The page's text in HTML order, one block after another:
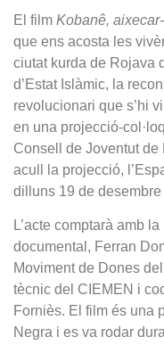
El film Kobanê,
que ens acosta les
ciutat kurda de Rojava
d’Estat Islàmic, la
revolucionari que s’hi
en una projecció-
Consell de Joventut de
acull la projecció,
dilluns 19 de desembre
L’acte comptarà amb
documental, Ferran
Moviment de Dones
tècnic del CIEMEN i
Forniès. El film és una
Negra i es va rodar